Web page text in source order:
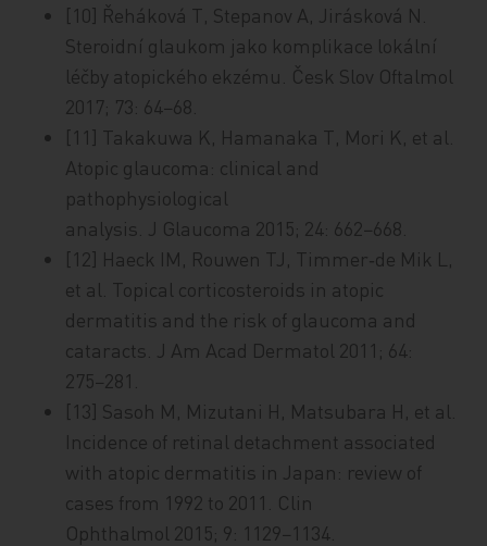
[10] Řeháková T, Stepanov A, Jirásková N.
Steroidní glaukom jako komplikace lokální
léčby atopického ekzému. Česk Slov Oftalmol
2017; 73: 64−68.
[11] Takakuwa K, Hamanaka T, Mori K, et al.
Atopic glaucoma: clinical and
pathophysiological
analysis. J Glaucoma 2015; 24: 662−668.
[12] Haeck IM, Rouwen TJ, Timmer‑de Mik L,
et al. Topical corticosteroids in atopic
dermatitis and the risk of glaucoma and
cataracts. J Am Acad Dermatol 2011; 64:
275−281.
[13] Sasoh M, Mizutani H, Matsubara H, et al.
Incidence of retinal detachment associated
with atopic dermatitis in Japan: review of
cases from 1992 to 2011. Clin
Ophthalmol 2015; 9: 1129−1134.